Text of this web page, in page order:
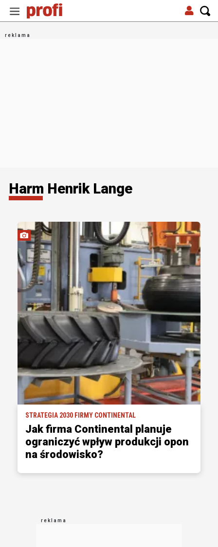
Harm Henrik Lange
STRATEGIA 2030 FIRMY CONTINENTAL
Jak firma Continental planuje
ograniczyć wpływ produkcji opon
na środowisko?